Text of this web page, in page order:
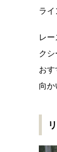
ライ
レ
ク
お
向か